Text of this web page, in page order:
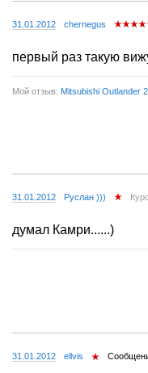
31.01.2012 chernegus
первый раз такую
Мой отзыв: Mitsubishi Outlander
31.01.2012 Руслан )))
думал Камри......)
31.01.2012 ellvis